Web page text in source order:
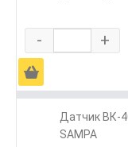
- +
Ä
Датчик ВК-
SAMPA